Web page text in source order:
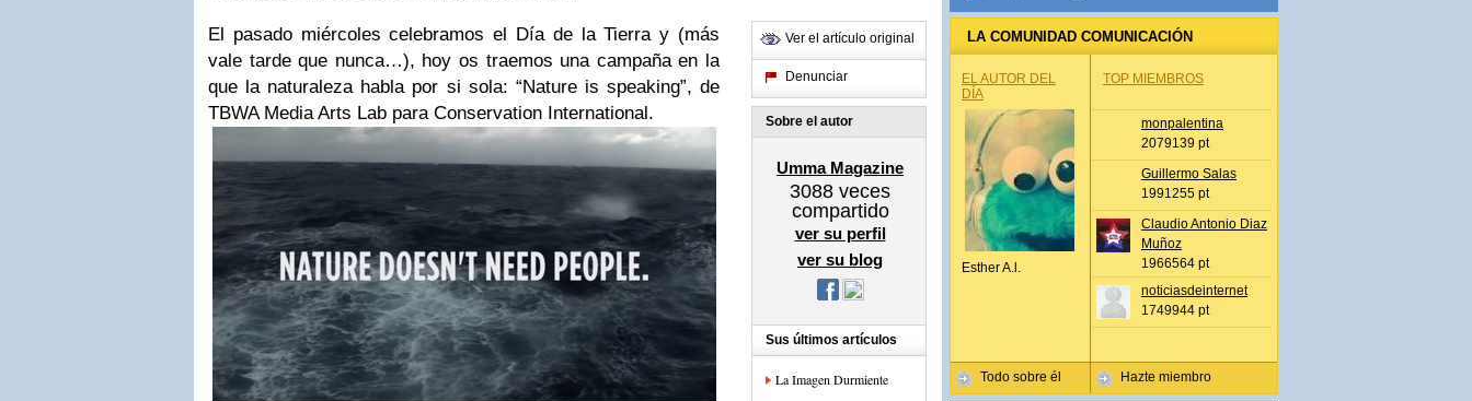
El pasado miércoles celebramos el Día de la Tierra y (más
vale tarde que nunca…), hoy os traemos una campaña en la
que la naturaleza habla por si sola: “Nature is speaking”, de
TBWA Media Arts Lab para Conservation International.
Ver el artículo original
Denunciar
Sobre el autor
Umma Magazine
3088 veces
compartido
ver su perfil
ver su blog
Sus últimos artículos
La Imagen Durmiente
LA COMUNIDAD COMUNICACIÓN
EL AUTOR DEL
DÍA
Esther A.l.
Todo sobre él
TOP MIEMBROS
monpalentina
2079139 pt
Guillermo Salas
1991255 pt
Claudio Antonio Diaz
Muñoz
1966564 pt
noticiasdeinternet
1749944 pt
Hazte miembro